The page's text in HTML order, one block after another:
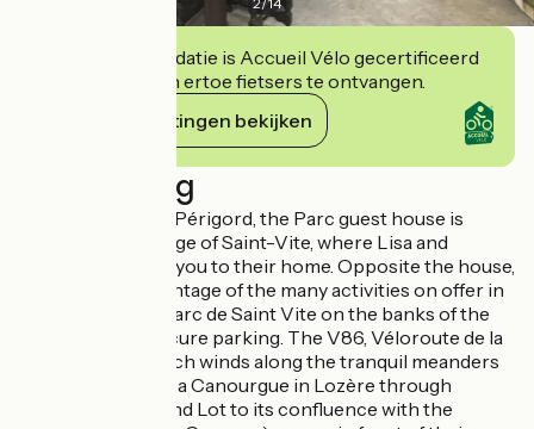
Deze accommodatie is Accueil Vélo gecertificeerd
en verbindt zich ertoe fietsers te ontvangen.
Haar verplichtingen bekijken
Beschrijving
At the gateway to Périgord, the Parc guest house is
located in the village of Saint-Vite, where Lisa and
Ricardo welcome you to their home. Opposite the house,
you can take advantage of the many activities on offer in
the magnificent Parc de Saint Vite on the banks of the
River Lot, with secure parking. The V86, Véloroute de la
Vallée du Lot (which winds along the tranquil meanders
of the river from La Canourgue in Lozère through
Aveyron, Cantal and Lot to its confluence with the